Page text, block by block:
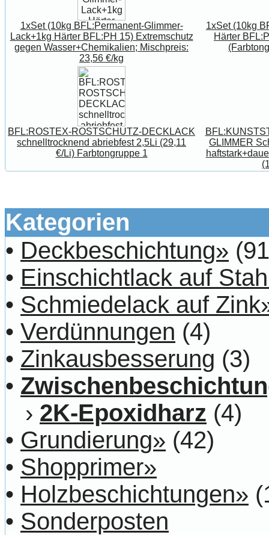
1xSet (10kg BFL:Permanent-Glimmer-
Lack+1kg Härter BFL:PH 15) Extremschutz
gegen Wasser+Chemikalien; Mischpreis:
23,56 €/kg
1xSet (10kg
Härter
BFL:ROSTEX-ROSTSCHUTZ-DECKLACK
schnelltrocknend abriebfest 2,5Li (29,11
€/Li) Farbtongruppe 1
GLIMMER
Kategorien
• Deckbeschichtung»
• Einschichtlack auf
• Schmiedelack auf
• Verdünnungen (4)
• Zinkausbesserung (3)
•
› 2K-Epoxidharz (4)
• Grundierung» (42)
• Shopprimer»
• Holzbeschichtungen»
• Sonderposten